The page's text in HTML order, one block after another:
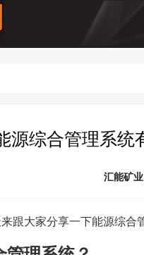
源综合管理系统
汇能矿业
跟大家分享一下能源综合